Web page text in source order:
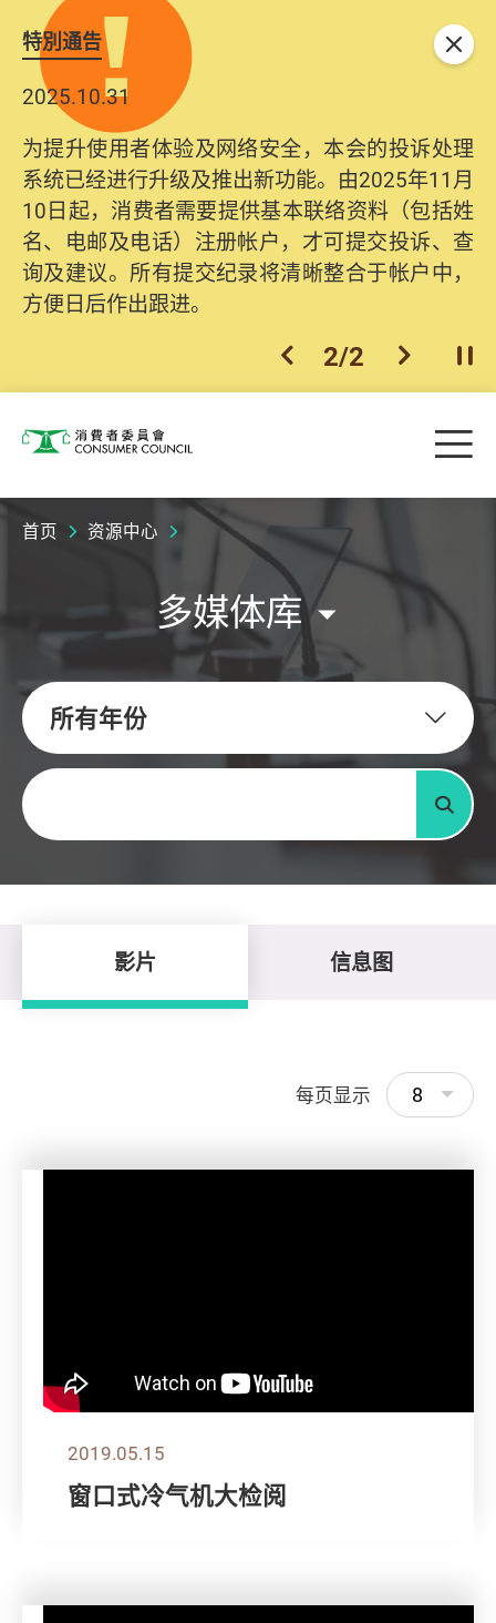
特別通告
2025.10.31
为提升使用者体验及网络安全，本会的投诉处理
系统已经进行升级及推出新功能。由2025年11月
10日起，消费者需要提供基本联络资料（包括姓
名、电邮及电话）注册帐户，才可提交投诉、查
询及建议。所有提交纪录将清晰整合于帐户中，
方便日后作出跟进。
上一个
2/2 下一个开
关闭
消费者委员会 目
首页 资源中心
多媒体库
所有年份
关键字
搜寻
影片 信息图
每页显示 8
2019.05.15
窗口式冷气机大检阅